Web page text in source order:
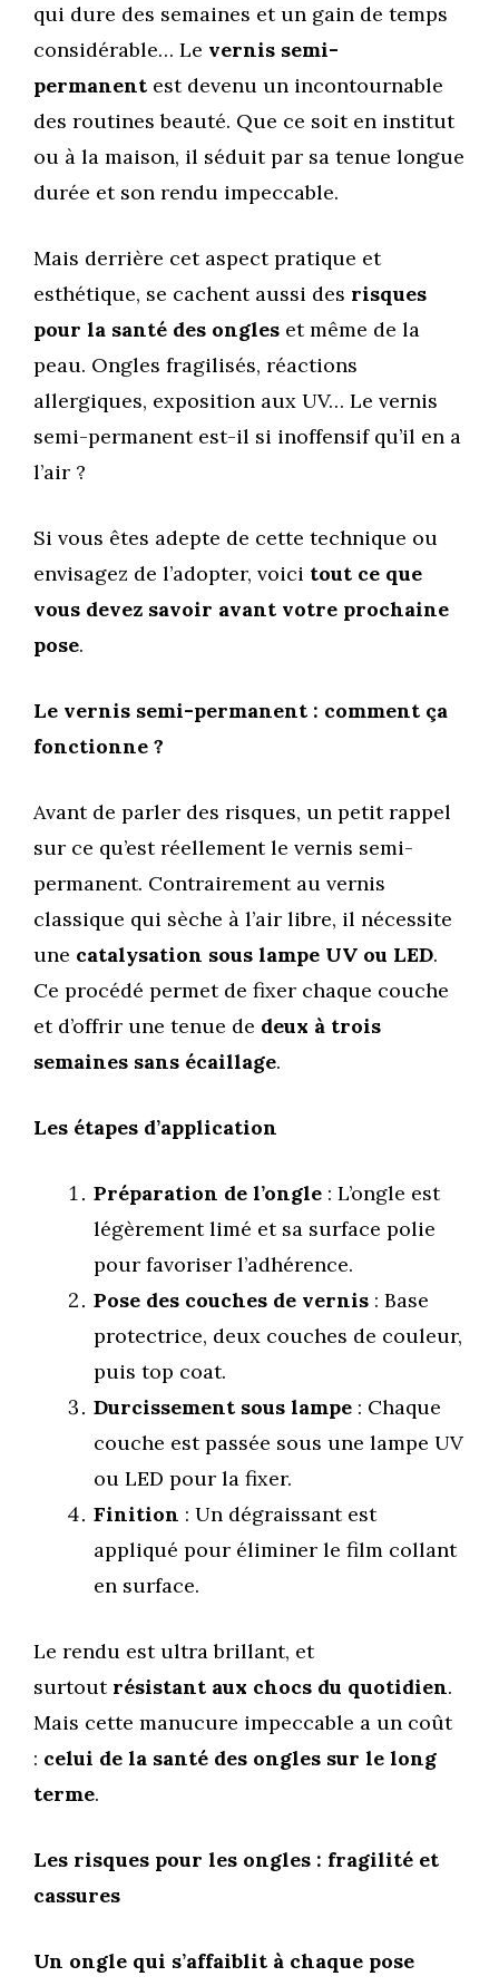
qui dure des semaines et un gain de temps
considérable… Le vernis semi-
permanent est devenu un incontournable
des routines beauté. Que ce soit en institut
ou à la maison, il séduit par sa tenue longue
durée et son rendu impeccable.
Mais derrière cet aspect pratique et
esthétique, se cachent aussi des risques
pour la santé des ongles et même de la
peau. Ongles fragilisés, réactions
allergiques, exposition aux UV… Le vernis
semi-permanent est-il si inoffensif qu’il en a
l’air ?
Si vous êtes adepte de cette technique ou
envisagez de l’adopter, voici tout ce que
vous devez savoir avant votre prochaine
pose.
Le vernis semi-permanent : comment ça
fonctionne ?
Avant de parler des risques, un petit rappel
sur ce qu’est réellement le vernis semi-
permanent. Contrairement au vernis
classique qui sèche à l’air libre, il nécessite
une catalysation sous lampe UV ou LED.
Ce procédé permet de fixer chaque couche
et d’offrir une tenue de deux à trois
semaines sans écaillage.
Les étapes d’application
Préparation de l’ongle : L’ongle est
légèrement limé et sa surface polie
pour favoriser l’adhérence.
Pose des couches de vernis : Base
protectrice, deux couches de couleur,
puis top coat.
Durcissement sous lampe : Chaque
couche est passée sous une lampe UV
ou LED pour la fixer.
Finition : Un dégraissant est
appliqué pour éliminer le film collant
en surface.
Le rendu est ultra brillant, et
surtout résistant aux chocs du quotidien.
Mais cette manucure impeccable a un coût
: celui de la santé des ongles sur le long
terme.
Les risques pour les ongles : fragilité et
cassures
Un ongle qui s’affaiblit à chaque pose